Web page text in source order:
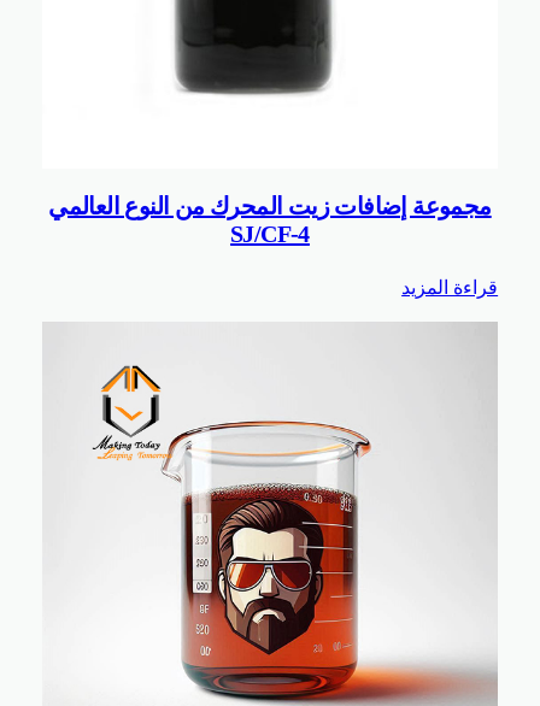
إضافات زيت المحرك من النوع العالمي
SJ/CF-4
المزيد